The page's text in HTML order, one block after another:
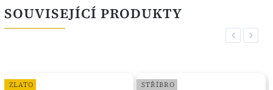
SOUVISEJÍCÍ PRODUKTY
Previous
ZLATO STŘÍBRO
Next